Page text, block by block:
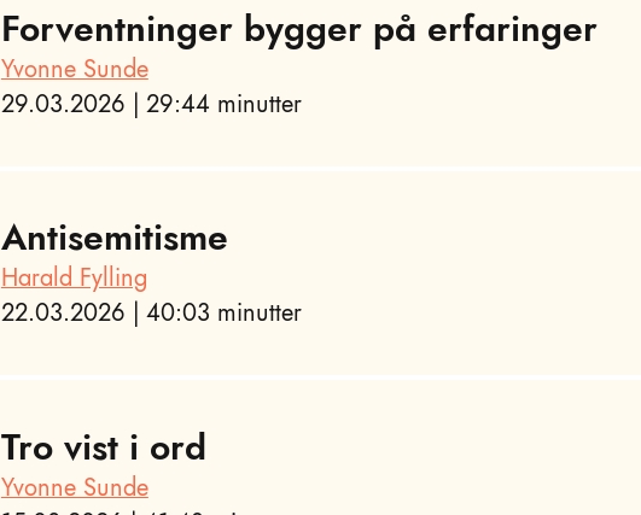
Forventninger bygger på erfaringer
Yvonne Sunde
29.03.2026 | 29:44 minutter
Antisemitisme
Harald Fylling
22.03.2026 | 40:03 minutter
Tro vist i ord
Yvonne Sunde